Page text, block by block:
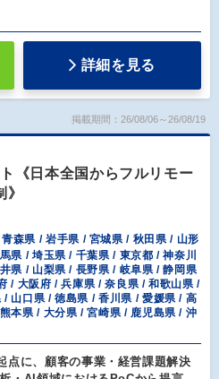
詳細を見る
掲載期間：26/08/06～26/08/19
《日本全国からフルリモー
森県 / 岩手県 / 宮城県 / 秋田県 / 山形
県 / 埼玉県 / 千葉県 / 東京都 / 神奈川
県 / 山梨県 / 長野県 / 岐阜県 / 静岡県
/ 大阪府 / 兵庫県 / 奈良県 / 和歌山県 /
山口県 / 徳島県 / 香川県 / 愛媛県 / 高
本県 / 大分県 / 宮崎県 / 鹿児島県 / 沖
点に、顧客の事業・経営課題解決